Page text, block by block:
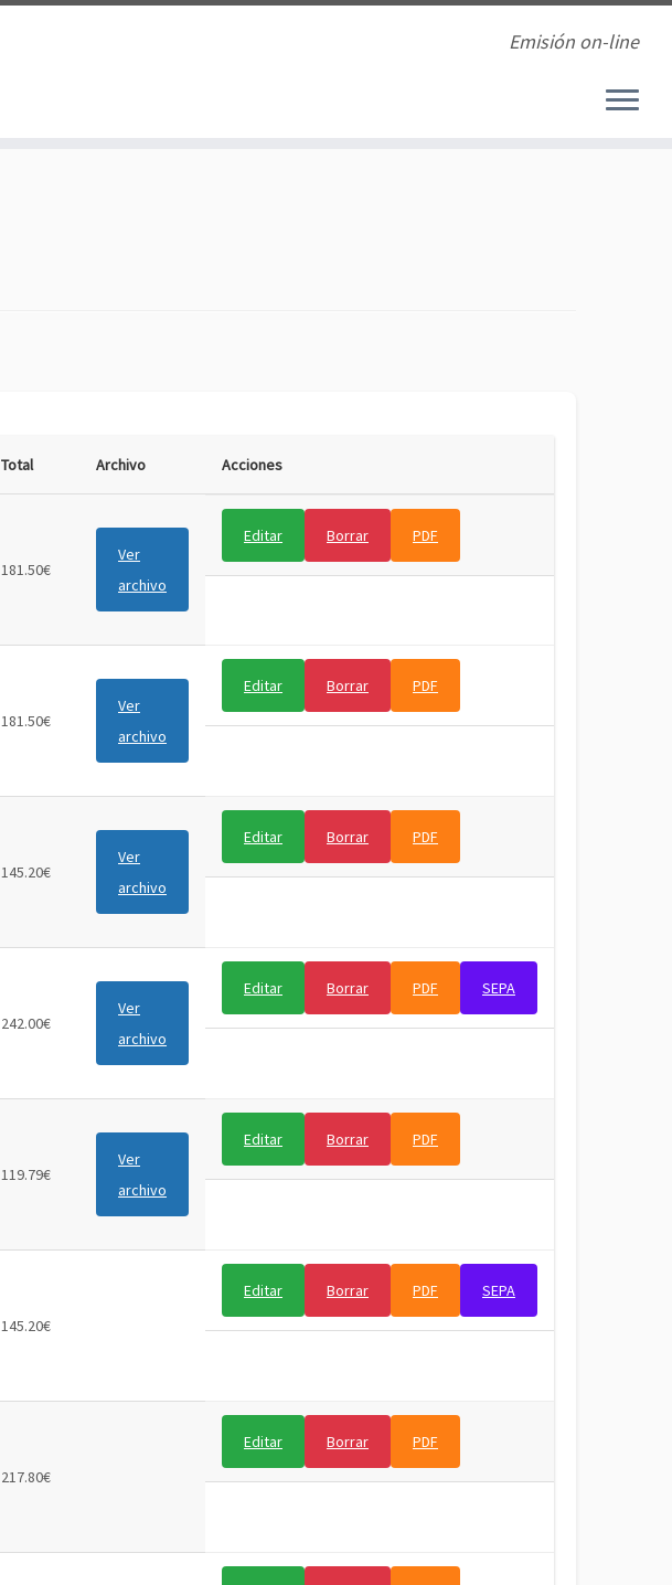
Emisión on-line
Total Archivo Acciones
181.50€
Ver
archivo
Editar Borrar PDF
181.50€
Ver
archivo
Editar Borrar PDF
145.20€
Ver
archivo
Editar Borrar PDF
242.00€
Ver
archivo
Editar Borrar PDF SEPA
119.79€
Ver
archivo
Editar Borrar PDF
145.20€
Editar Borrar PDF SEPA
217.80€
Editar Borrar PDF